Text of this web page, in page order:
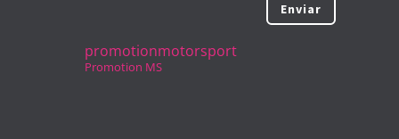
Enviar
promotionmotorsport
Promotion MS